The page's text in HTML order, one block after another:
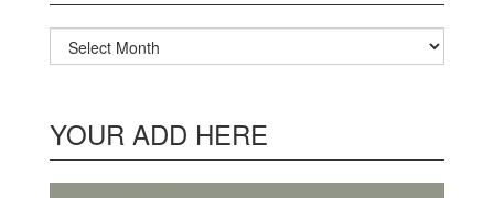
Archives
YOUR ADD HERE